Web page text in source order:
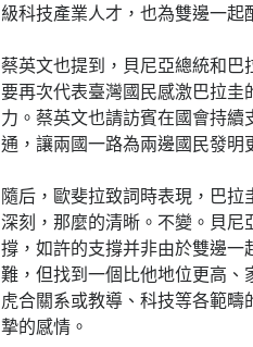
級科技產業人才，也為雙邊一起
蔡英文也提到，貝尼亞總統和
要再次代表臺灣國民感激巴拉
力。蔡英文也請訪賓在國會持
通，讓兩國一路為兩邊國民發明
隨后，歐斐拉致詞時表現，巴
深刻，那麼的清晰。不變。貝
撐，如許的支撐并非由於雙邊
難，但找到一個比他地位更高
虎合關系或教導、科技等各範
摯的感情。